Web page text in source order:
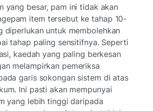
yang besar, pam ini tidak akan
item tersebut ke tahap 10-
diperlukan untuk membolehkan
tahap paling sensitifnya. Seperti
kaedah yang paling berkesan
melampirkan pemeriksa
garis sokongan sistem di atas
Ini pasti akan mempunyai
yang lebih tinggi daripada